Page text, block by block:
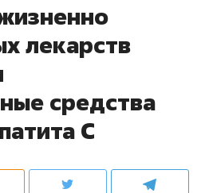
лекарств
средства
С